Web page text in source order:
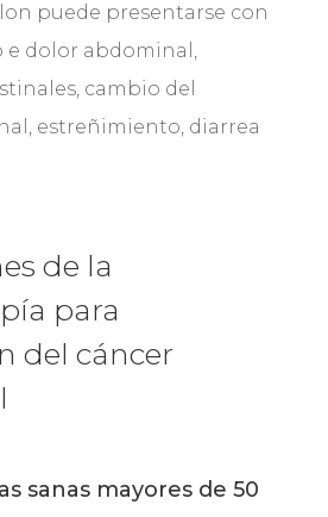
puede presentarse con
dolor abdominal,
cambio del
estreñimiento, diarrea
de la
para
del cáncer
sanas mayores de 50